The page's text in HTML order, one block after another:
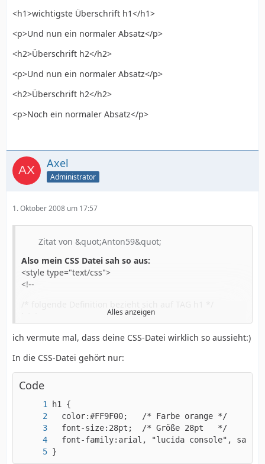
<h1>wichtigste Überschrift h1</h1>
<p>Und nun ein normaler Absatz</p>
<h2>Überschrift h2</h2>
<p>Und nun ein normaler Absatz</p>
<h2>Überschrift h2</h2>
<p>Noch ein normaler Absatz</p>
Axel
Administrator
1. Oktober 2008 um 17:57
Zitat von &quot;Anton59&quot;
Also mein CSS Datei sah so aus:
<style type="text/css">
<!--
font-size:28pt; /* Größe 28pt */
font-family:arial, "lucida console", sans-serif; /*
Schriftart */
}
</style>
Alles anzeigen
ich vermute mal, dass deine CSS-Datei wirklich so aussieht:)
In die CSS-Datei gehört nur:
Code
}